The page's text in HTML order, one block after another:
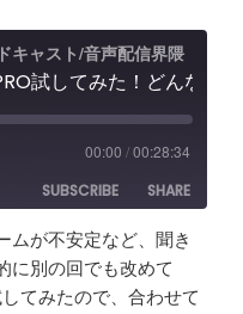
キャスト/音声配信界隈
00:00 /00:28:34
SUBSCRIBE
SHARE
Apple Podcasts
Spotify
ムが不安定など、聞き
に別の回でも改めて
てみたので、合わせて